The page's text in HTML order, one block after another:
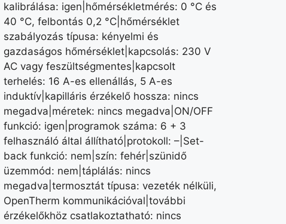
kalibrálása: igen|hőmérsékletmérés: 0 °C és
40 °C, felbontás 0,2 °C|hőmérséklet
szabályozás típusa: kényelmi és
gazdaságos hőmérséklet|kapcsolás: 230 V
AC vagy feszültségmentes|kapcsolt
terhelés: 16 A-es ellenállás, 5 A-es
induktív|kapilláris érzékelő hossza: nincs
megadva|méretek: nincs megadva|ON/OFF
funkció: igen|programok száma: 6 + 3
felhasználó által állítható|protokoll: –|Set-
back funkció: nem|szín: fehér|szünidő
üzemmód: nem|táplálás: nincs
megadva|termosztát típusa: vezeték nélküli,
OpenTherm kommunikációval|további
érzékelőkhöz csatlakoztatható: nincs